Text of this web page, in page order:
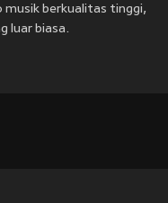
musik berkualitas tinggi,
luar biasa.